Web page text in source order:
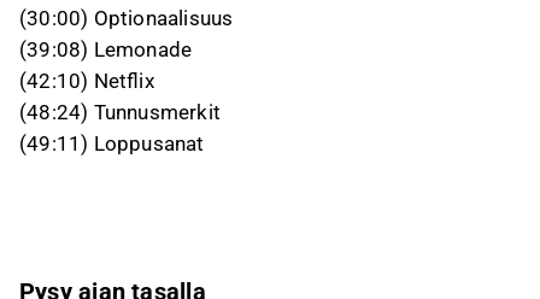
(30:00) Optionaalisuus
(39:08) Lemonade
(42:10) Netflix
(48:24) Tunnusmerkit
(49:11) Loppusanat
Pysy ajan tasalla